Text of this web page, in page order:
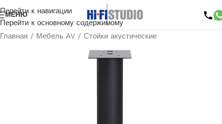
Перейти к навигации
Перейти к основному содержимому
МЕНЮ
Главная / Мебель AV / Стойки акустические